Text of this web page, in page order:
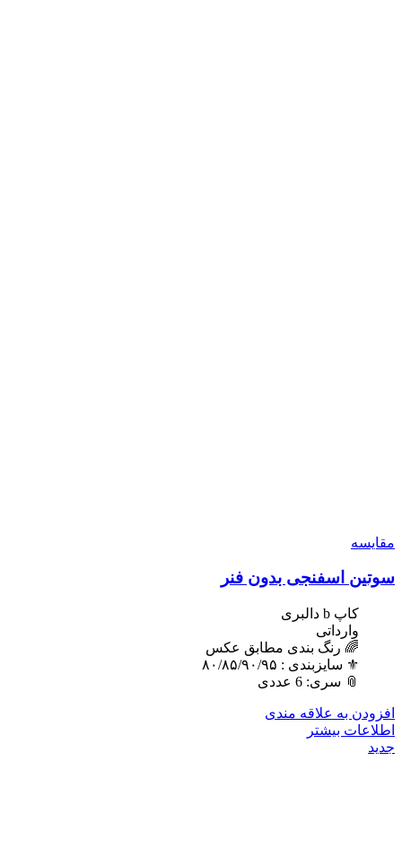
مقایسه
سوتین اسفنجی بدون فنر
کاپ b دالبری
وارداتی
🌈 رنگ بندی مطابق عکس
⚜️ سایزبندی : ٨٠/٨۵/٩٠/٩۵
📎 سری: 6 عددی
افزودن به علاقه مندی
اطلاعات بیشتر
جدید